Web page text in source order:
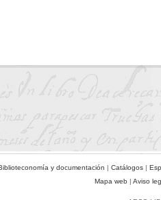
y documentación | Catálogos |
Mapa web | Aviso